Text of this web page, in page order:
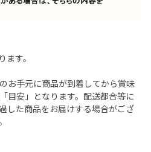
す。
お手元に商品が到着してから賞味
目安」となります。配送都合等に
した商品をお届けする場合がござ